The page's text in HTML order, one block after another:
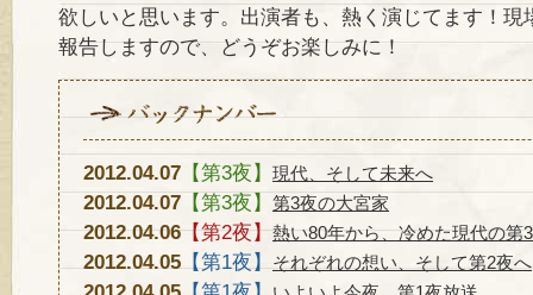
欲しいと思います。出演者も、熱く演じてます！現
報告しますので、どうぞお楽しみに！
2012.04.07 【第3夜】 現代、そして未来へ
2012.04.07 【第3夜】 第3夜の大宮家
2012.04.06【第2夜】熱い80年から、冷めた現代の第
2012.04.05【第1夜】 それぞれの想い、そして第2夜へ